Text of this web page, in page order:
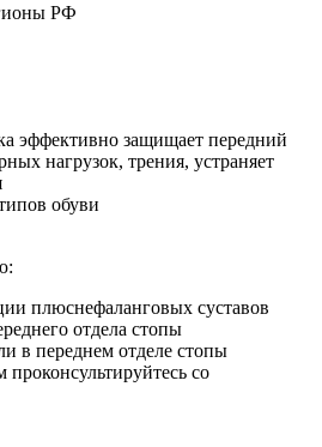
РФ
эффективно защищает передний
нагрузок, трения, устраняет
обуви
плюснефаланговых суставов
отдела стопы
в переднем отделе стопы
со